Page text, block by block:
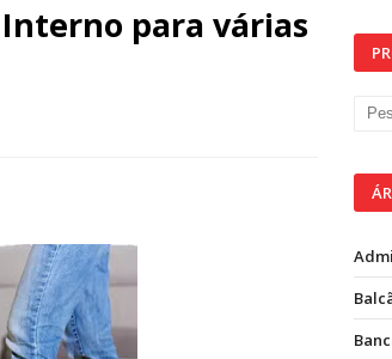
para várias